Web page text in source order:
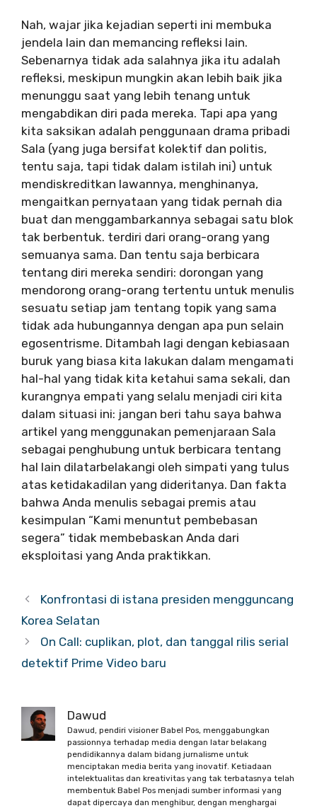
Nah, wajar jika kejadian seperti ini membuka
jendela lain dan memancing refleksi lain.
Sebenarnya tidak ada salahnya jika itu adalah
refleksi, meskipun mungkin akan lebih baik jika
menunggu saat yang lebih tenang untuk
mengabdikan diri pada mereka. Tapi apa yang
kita saksikan adalah penggunaan drama pribadi
Sala (yang juga bersifat kolektif dan politis,
tentu saja, tapi tidak dalam istilah ini) untuk
mendiskreditkan lawannya, menghinanya,
mengaitkan pernyataan yang tidak pernah dia
buat dan menggambarkannya sebagai satu blok
tak berbentuk. terdiri dari orang-orang yang
semuanya sama. Dan tentu saja berbicara
tentang diri mereka sendiri: dorongan yang
mendorong orang-orang tertentu untuk menulis
sesuatu setiap jam tentang topik yang sama
tidak ada hubungannya dengan apa pun selain
egosentrisme. Ditambah lagi dengan kebiasaan
buruk yang biasa kita lakukan dalam mengamati
hal-hal yang tidak kita ketahui sama sekali, dan
kurangnya empati yang selalu menjadi ciri kita
dalam situasi ini: jangan beri tahu saya bahwa
artikel yang menggunakan pemenjaraan Sala
sebagai penghubung untuk berbicara tentang
hal lain dilatarbelakangi oleh simpati yang tulus
atas ketidakadilan yang dideritanya. Dan fakta
bahwa Anda menulis sebagai premis atau
kesimpulan “Kami menuntut pembebasan
segera” tidak membebaskan Anda dari
eksploitasi yang Anda praktikkan.
Konfrontasi di istana presiden mengguncang
Korea Selatan
On Call: cuplikan, plot, dan tanggal rilis serial
detektif Prime Video baru
Dawud
Dawud, pendiri visioner Babel Pos, menggabungkan
passionnya terhadap media dengan latar belakang
pendidikannya dalam bidang jurnalisme untuk
menciptakan media berita yang inovatif. Ketiadaan
intelektualitas dan kreativitas yang tak terbatasnya telah
membentuk Babel Pos menjadi sumber informasi yang
dapat dipercaya dan menghibur, dengan menghargai